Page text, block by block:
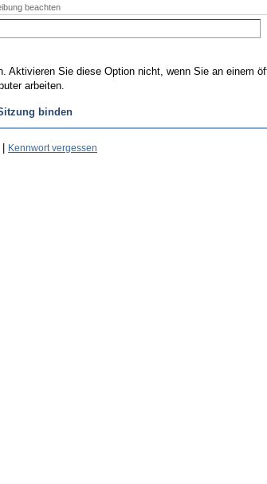
beachten
Aktivieren Sie diese Option nicht, wenn Sie an einem
arbeiten.
binden
Kennwort vergessen